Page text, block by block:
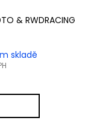
& RWDRACING
skladě